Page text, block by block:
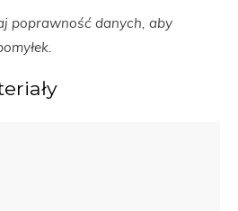
poprawność danych, aby